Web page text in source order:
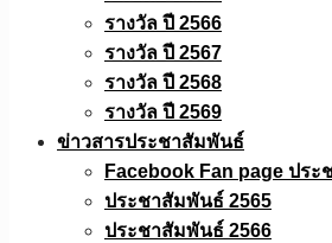
รางวัล ปี 2566
รางวัล ปี 2567
รางวัล ปี 2568
รางวัล ปี 2569
ข่าวสารประชาสัมพันธ์
Facebook Fan page ปร
ประชาสัมพันธ์ 2565
ประชาสัมพันธ์ 2566